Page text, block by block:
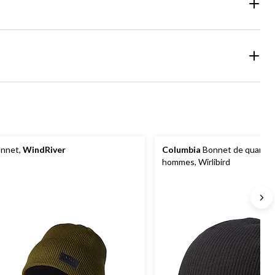
WindRiver Columbia Bonnet de quart
hommes, Wirlibird